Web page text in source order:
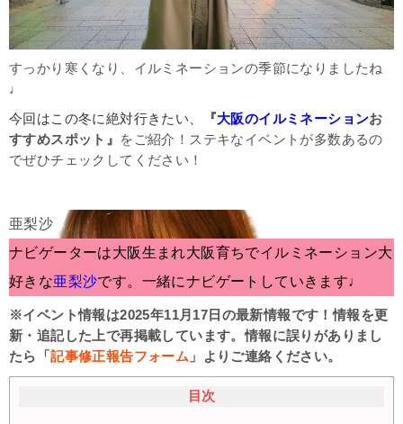
すっかり寒くなり、イルミネーションの季節になりましたね
♩
今回はこの冬に絶対行きたい、 『大阪のイルミネーションお
すすめスポット』
をご紹介！ステキなイベントが多数あるの
でぜひチェックしてください！
ナビゲーターは大阪生まれ大阪育ちでイルミネーション大
好きな亜梨沙です。一緒にナビゲートしていきます♩
※イベント情報は2025年11月17日の最新情報です！情報を更
新・追記した上で再掲載しています。情報に誤りがありまし
たら「記事修正報告フォーム 」よりご連絡ください。
目次